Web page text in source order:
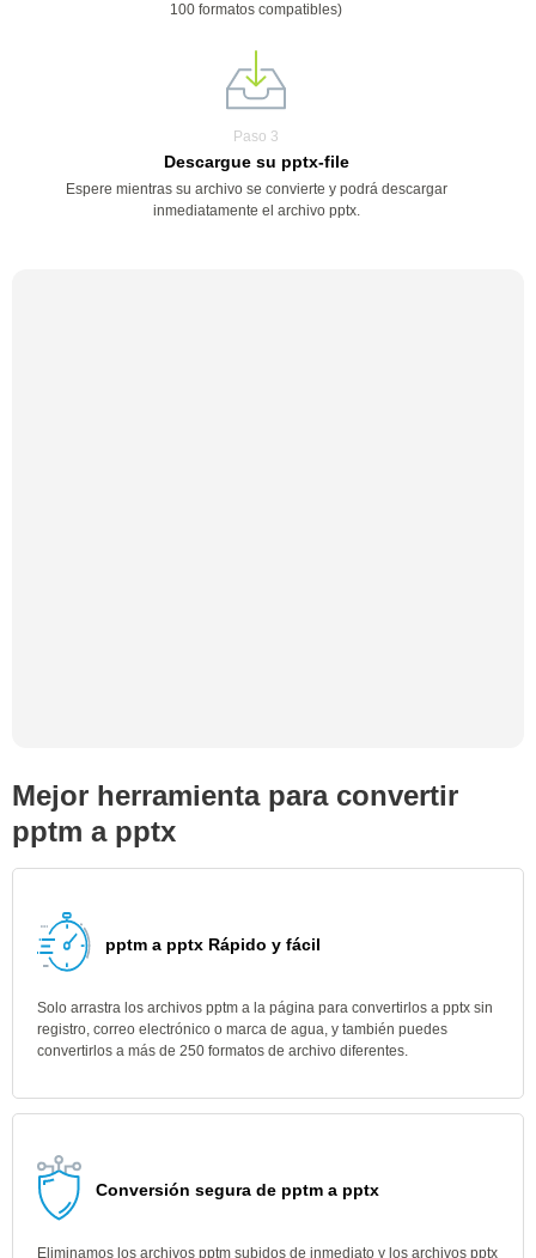
100 formatos compatibles)
Paso 3
Descargue su pptx-file
Espere mientras su archivo se convierte y podrá descargar
inmediatamente el archivo pptx.
Mejor herramienta para convertir
pptm a pptx
pptm a pptx Rápido y fácil
Solo arrastra los archivos pptm a la página para convertirlos a pptx sin
registro, correo electrónico o marca de agua, y también puedes
convertirlos a más de 250 formatos de archivo diferentes.
Conversión segura de pptm a pptx
Eliminamos los archivos pptm subidos de inmediato y los archivos pptx